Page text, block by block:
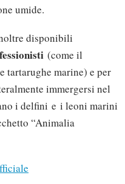
umide.
disponibili
(come il
tartarughe marine) e per
immergersi nel
i delfini e i leoni marini
“Animalia